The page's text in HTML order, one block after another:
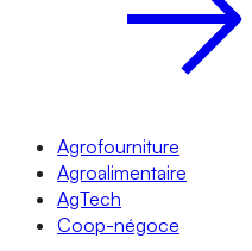
Agrofourniture
Agroalimentaire
AgTech
Coop-négoce